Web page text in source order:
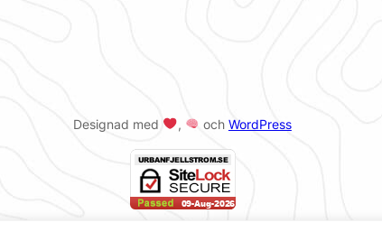
Designad med , och WordPress